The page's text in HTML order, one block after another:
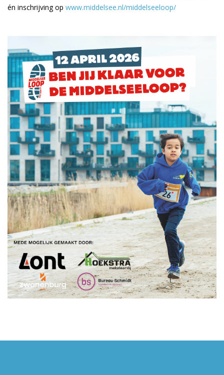
én inschrijving op www.middelsee.nl/middelseeloop/